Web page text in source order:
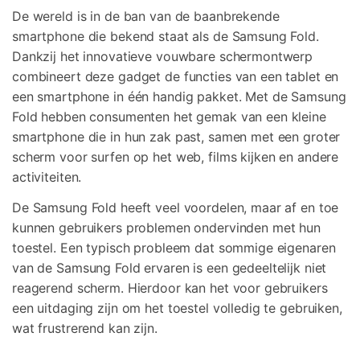
Ontdek
Overzicht
Foto
Ontdek
Overzicht
Document
Diagram & Ontwerp
Corrupte video restauratie.
Bekijk alle producten
Ontdek
Repair It
WA Transfer
Telefoon Herstel
Geen Cyberbullying
Scherm ontgrendelen
iPhone ontgrendelen Android ontgrendelen
Gegevensherstel
iPhone gegevensherstel Android gegevensherstel
WhatsApp overbrengen/back-up maken
iTunes herstellen
Systeemreparatie
iPhone systeemherstel Android systeemherstel
Gegevens wissen
iPhone gegevens wissen
Andere
Meer Oplossingen Vinden
De wereld is in de ban van de baanbrekende
smartphone die bekend staat als de Samsung Fold.
Dankzij het innovatieve vouwbare schermontwerp
combineert deze gadget de functies van een tablet en
een smartphone in één handig pakket. Met de Samsung
Fold hebben consumenten het gemak van een kleine
smartphone die in hun zak past, samen met een groter
scherm voor surfen op het web, films kijken en andere
activiteiten.
De Samsung Fold heeft veel voordelen, maar af en toe
kunnen gebruikers problemen ondervinden met hun
toestel. Een typisch probleem dat sommige eigenaren
van de Samsung Fold ervaren is een gedeeltelijk niet
reagerend scherm. Hierdoor kan het voor gebruikers
een uitdaging zijn om het toestel volledig te gebruiken,
wat frustrerend kan zijn.